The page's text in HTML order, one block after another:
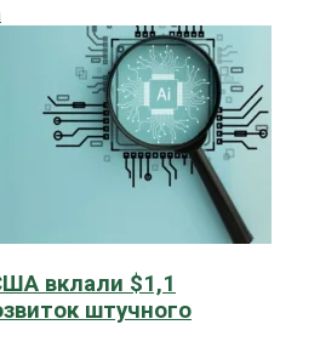
вклали $1,1
штучного